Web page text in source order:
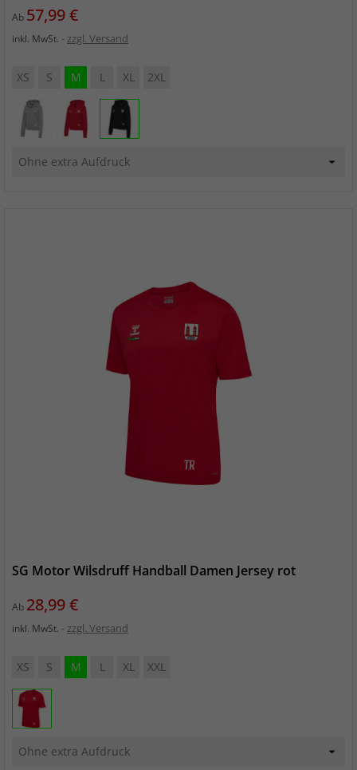
Ab Preis
57,99 €
inkl. MwSt. zzgl. Versand
XS S M L XL 2XL
SG Motor Wilsdruff Handball Damen Jersey rot
Ab Preis
28,99 €
inkl. MwSt. zzgl. Versand
XS S M L XL XXL